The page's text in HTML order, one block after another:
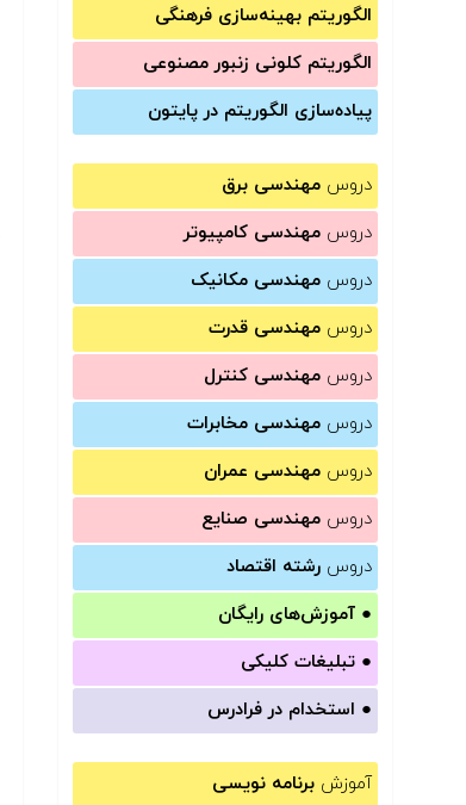
الگوریتم بهینه‌سازی فرهنگی
الگوریتم کلونی زنبور مصنوعی
پیاده‌سازی الگوریتم در پایتون
دروس مهندسی برق
دروس مهندسی کامپیوتر
دروس مهندسی مکانیک
دروس مهندسی قدرت
دروس مهندسی کنترل
دروس مهندسی مخابرات
دروس مهندسی عمران
دروس مهندسی صنایع
دروس رشته اقتصاد
● آموزش‌های رایگان
● تبلیغات کلیکی
● استخدام در فرادرس
آموزش برنامه نویسی